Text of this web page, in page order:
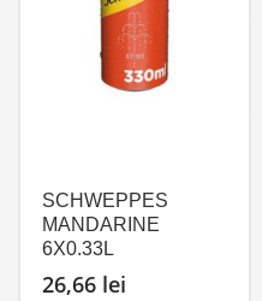
SCHWEPPES
MANDARINE
6X0.33L
26,66 lei